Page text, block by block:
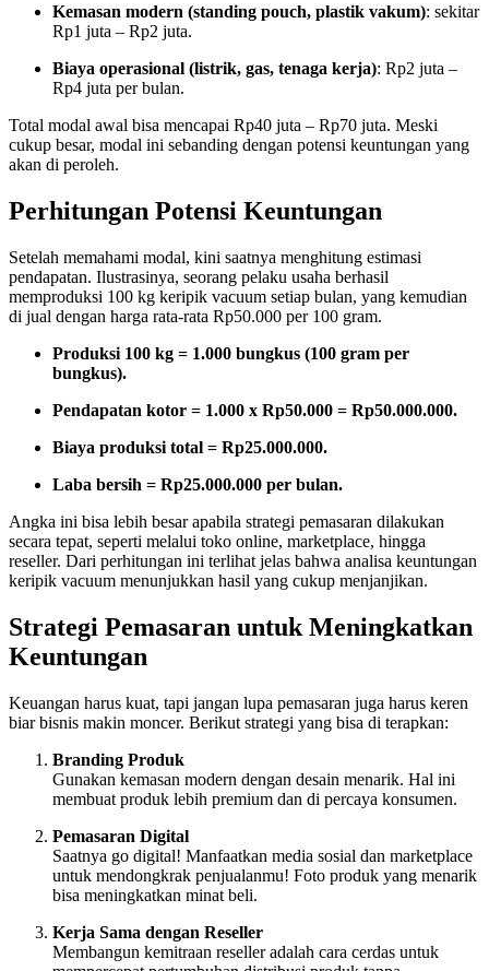
Kemasan modern (standing pouch, plastik vakum): sekitar
Rp1 juta – Rp2 juta.
Biaya operasional (listrik, gas, tenaga kerja): Rp2 juta –
Rp4 juta per bulan.
Total modal awal bisa mencapai Rp40 juta – Rp70 juta. Meski
cukup besar, modal ini sebanding dengan potensi keuntungan yang
akan di peroleh.
Perhitungan Potensi Keuntungan
Setelah memahami modal, kini saatnya menghitung estimasi
pendapatan. Ilustrasinya, seorang pelaku usaha berhasil
memproduksi 100 kg keripik vacuum setiap bulan, yang kemudian
di jual dengan harga rata-rata Rp50.000 per 100 gram.
Produksi 100 kg = 1.000 bungkus (100 gram per
bungkus).
Pendapatan kotor = 1.000 x Rp50.000 = Rp50.000.000.
Biaya produksi total = Rp25.000.000.
Laba bersih = Rp25.000.000 per bulan.
Angka ini bisa lebih besar apabila strategi pemasaran dilakukan
secara tepat, seperti melalui toko online, marketplace, hingga
reseller. Dari perhitungan ini terlihat jelas bahwa analisa keuntungan
keripik vacuum menunjukkan hasil yang cukup menjanjikan.
Strategi Pemasaran untuk Meningkatkan
Keuntungan
Keuangan harus kuat, tapi jangan lupa pemasaran juga harus keren
biar bisnis makin moncer. Berikut strategi yang bisa di terapkan:
Branding Produk
Gunakan kemasan modern dengan desain menarik. Hal ini
membuat produk lebih premium dan di percaya konsumen.
Pemasaran Digital
Saatnya go digital! Manfaatkan media sosial dan marketplace
untuk mendongkrak penjualanmu! Foto produk yang menarik
bisa meningkatkan minat beli.
Kerja Sama dengan Reseller
Membangun kemitraan reseller adalah cara cerdas untuk